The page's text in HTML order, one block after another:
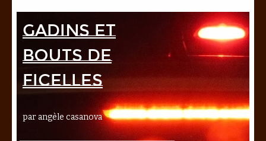
Gadins et
bouts de
ficelles
par angèle casanova